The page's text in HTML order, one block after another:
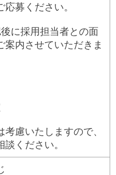
応募ください。
に採用担当者との面
案内させていただきま
慮いたしますので、
談ください。